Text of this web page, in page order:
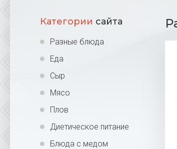
Категории сайта
Разные блюда
Еда
Сыр
Мясо
Плов
Диетическое питание
Блюда с медом